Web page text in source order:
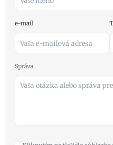
e-mail
Správa